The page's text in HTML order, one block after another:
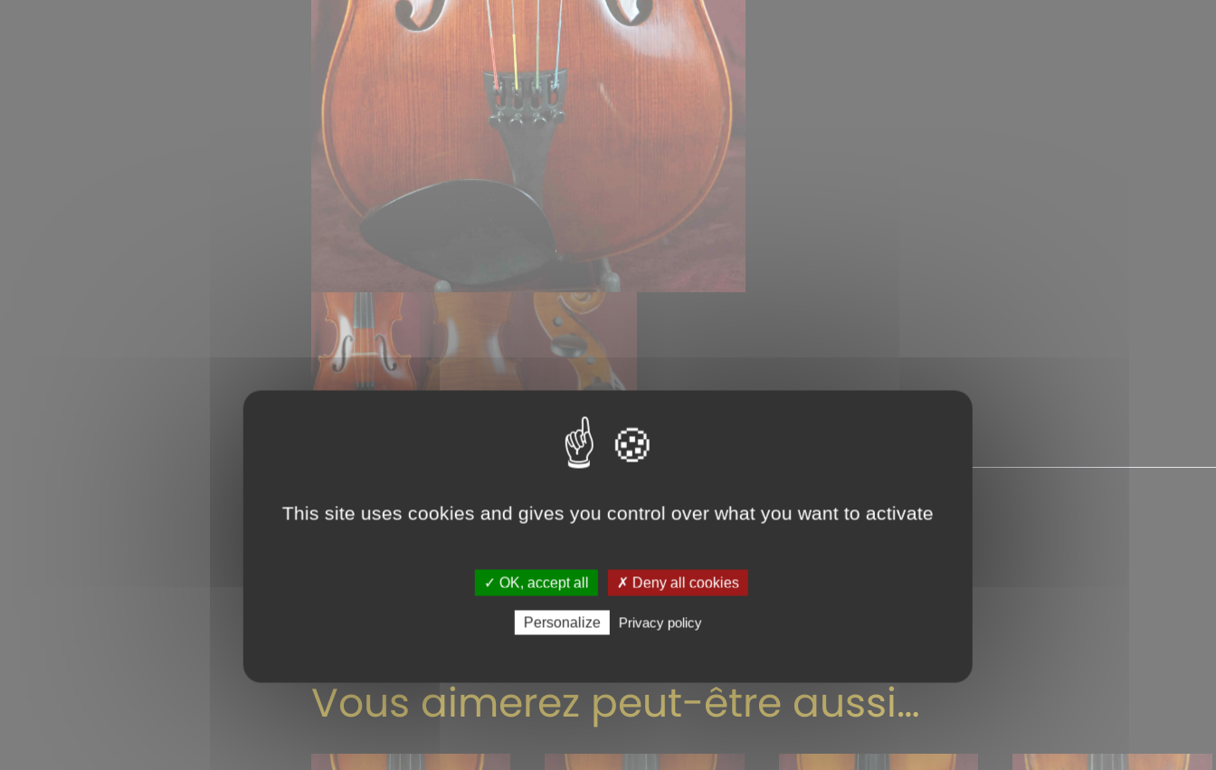
Description
Violon alto 38 cm de longueur de caisse,d’étude chinois Stentor modèle conservatoire.
Violon alto disponible à l’atelier de Chatel Guyon à 10 km de Clermont Ferrand.
Vous aimerez peut-être aussi…
This site uses cookies and gives you control over what you want to activate
✓ OK, accept all ✗ Deny all cookies
Personalize Privacy policy